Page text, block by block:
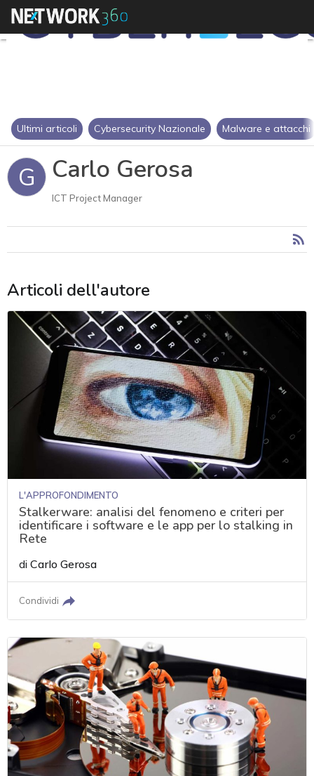
Ultimi articoli Cybersecurity Nazionale Malware e attacchi
G Carlo Gerosa
ICT Project Manager
Articoli dell'autore
L'APPROFONDIMENTO
Stalkerware: analisi del fenomeno e criteri per
identificare i software e le app per lo stalking in
Rete
diCarlo Gerosa
Condividi